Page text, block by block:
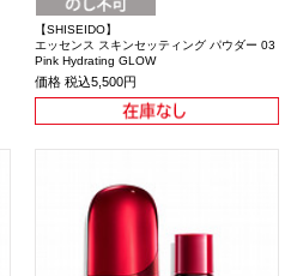
【SHISEIDO】
エッセンス スキンセッティング パウダー 03
Pink Hydrating GLOW
価格 税込5,500円